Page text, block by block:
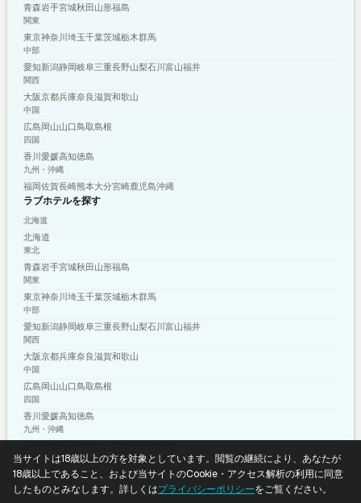
青森岩手宮城秋田山形福島
関東
東京神奈川埼玉千葉茨城栃木群馬
中部
愛知新潟静岡岐阜三重長野山梨石川富山福井
関西
大阪京都兵庫奈良滋賀和歌山
中国
広島岡山山口 鳥取島根
四国
香川愛媛高知徳島
九州・沖縄
福岡佐賀長崎熊本大分宮崎鹿児島沖縄
ラブホテルを探す
北海道
北海道
東北
青森岩手宮城秋田山形福島
関東
東京神奈川埼玉千葉茨城栃木群馬
中部
愛知新潟静岡岐阜三重長野山梨石川富山福井
関西
大阪京都兵庫奈良滋賀和歌山
中国
広島岡山山口 鳥取島根
四国
香川愛媛高知徳島
九州・沖縄
プライバシーポリシー利用規約
© 2026 shizuku-media.com
当サイトは18歳以上の方を対象としています。閲覧の継続により、あなたが
18歳以上であること、および当サイトのCookie・アクセス解析の利用に同意
したものとみなします。詳しくはプライバシーポリシーをご覧ください。